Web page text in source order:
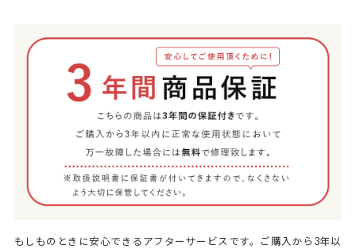
もしものときに安心できるアフターサービスです。ご購入から3年以